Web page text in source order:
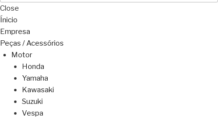
Close
Ínicio
Empresa
Peças / Acessórios
Motor
Honda
Yamaha
Kawasaki
Suzuki
Vespa